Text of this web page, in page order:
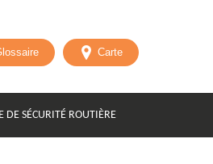
Carte
DE SÉCURITÉ ROUTIÈRE